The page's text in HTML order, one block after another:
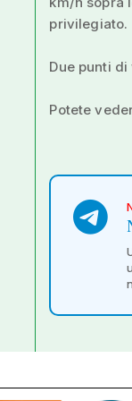
privilegiato.
Due punti
Potete